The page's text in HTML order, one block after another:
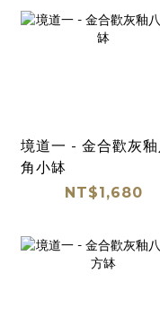
境道一 - 金合歡灰釉
角小缽
NT$1,680